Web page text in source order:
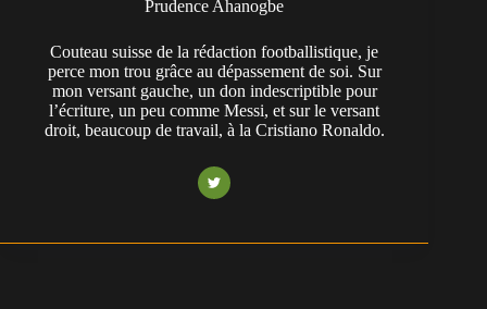
Prudence Ahanogbe
Couteau suisse de la rédaction footballistique, je
perce mon trou grâce au dépassement de soi. Sur
mon versant gauche, un don indescriptible pour
l’écriture, un peu comme Messi, et sur le versant
droit, beaucoup de travail, à la Cristiano Ronaldo.